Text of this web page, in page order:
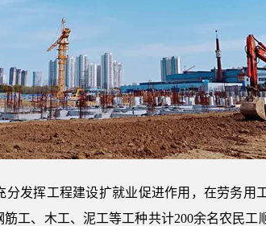
发挥工程建设扩就业促进作用，在劳务用
工、木工、泥工等工种共计200余名农民